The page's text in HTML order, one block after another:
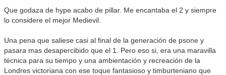
Que godaza de hype acabo de pillar. Me encantaba el 2 y siempre
lo considere el mejor Medievil.
Una pena que saliese casi al final de la generación de psone y
pasara mas desapercibido que el 1. Pero eso si, era una maravilla
técnica para su tiempo y una ambientación y recreación de la
Londres victoriana con ese toque fantasioso y timburteniano que